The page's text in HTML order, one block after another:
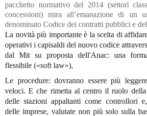
pacchetto normativo del 2014 (settori
concessioni) mira all’emanazione di un
denominato Codice dei contratti pubblici e
La novità più importante è la scelta di
operativi i capisaldi del nuovo codice
dal Mit su proposta dell'Anac: una
flessibile («soft law»),
Le procedure: dovranno essere più
veloci. E che rimetta al centro il ruolo della
delle stazioni appaltanti come controllori
delle imprese, valutate non più solo sulla